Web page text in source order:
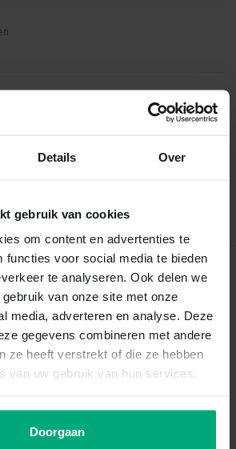
Details Over
gebruik van cookies
om content en advertenties te
functies voor social media te bieden
te analyseren. Ook delen we
van onze site met onze
media, adverteren en analyse. Deze
gegevens combineren met andere
ze heeft verstrekt of die ze hebben
van uw gebruik van hun services.
Doorgaan
geschreven over dit product..